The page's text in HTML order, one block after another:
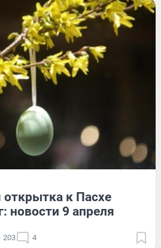
открытка к Пасхе
новости 9 апреля
203 4